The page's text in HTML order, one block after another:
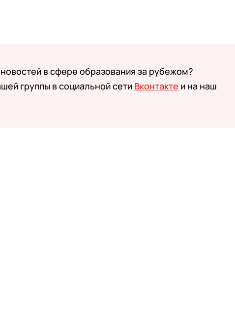
в сфере образования за рубежом?
группы в социальной сети Вконтакте и на наш